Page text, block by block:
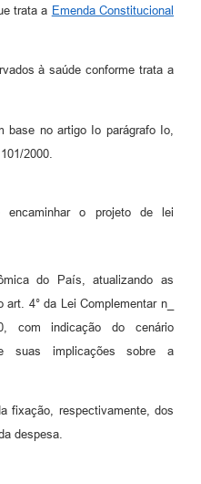
trata a Emenda Constitucional
à saúde conforme trata a
no artigo Io parágrafo Io,
2000.
encaminhar o projeto de lei
do País, atualizando as
4° da Lei Complementar n_
indicação do cenário
suas implicações sobre a
fixação, respectivamente, dos
despesa.